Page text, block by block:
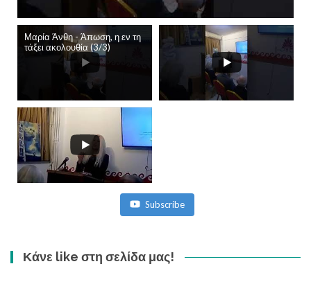
Μαρία Άνθη - Άπωση, η εν τη
τάξει ακολουθία (3/3)
Subscribe
Κάνε like στη σελίδα μας!